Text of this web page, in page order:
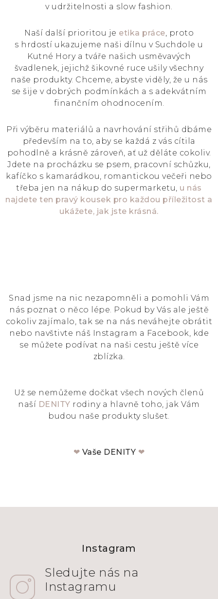
v udržitelnosti a slow fashion.
Naší další prioritou je etika práce, proto
s hrdostí ukazujeme naši dílnu v Suchdole u
Kutné Hory a tváře našich usměvavých
švadlenek, jejichž šikovné ruce ušily všechny
naše produkty. Chceme, abyste viděly, že u nás
se šije v dobrých podmínkách a s adekvátním
finančním ohodnocením.
Při výběru materiálů a navrhování střihů dbáme
především na to, aby se každá z vás cítila
pohodlně a krásně zároveň, ať už děláte cokoliv.
Jdete na procházku se psem, pracovní schůzku,
kafíčko s kamarádkou, romantickou večeři nebo
třeba jen na nákup do supermarketu, u nás
najdete ten pravý kousek pro každou příležitost a
ukážete, jak jste krásná.
Snad jsme na nic nezapomněli a pomohli Vám
nás poznat o něco lépe. Pokud by Vás ale ještě
cokoliv zajímalo, tak se na nás neváhejte obrátit
nebo navštivte náš Instagram a Facebook, kde
se můžete podívat na naši cestu ještě více
zblízka.
Už se nemůžeme dočkat všech nových členů
naší DENITY rodiny a hlavně toho, jak Vám
budou naše produkty slušet.
❤ Vaše DENITY ❤
Instagram